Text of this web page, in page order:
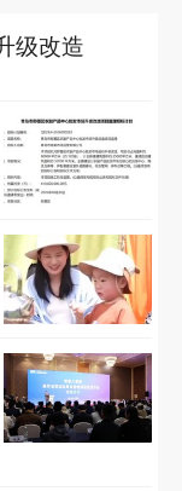
级改造